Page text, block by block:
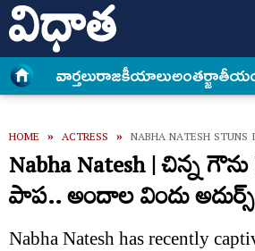
వార్త‌లురాజకీయాలు
HOME » ACTRESS » NABHA NATESH STUNS
Nabha Natesh | చిన్న గౌను
పాప.. అందాల విందు అదుర్స్
Nabha Natesh has recently